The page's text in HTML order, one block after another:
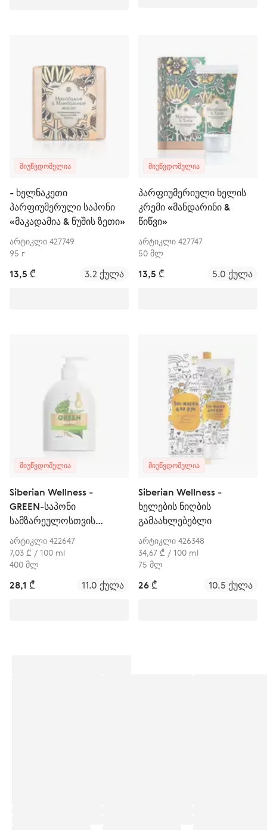
ᲛᲘᲣᲬᲕᲓᲝᲛᲔᲚᲘᲐ
- ხელნაკეთი
პარფიუმერული საპონი
«მაკადამია & ნუშის ზეთი»
არტიკლი 427749
95 г
13,5 ₾ 3.2 ქულა
ᲛᲘᲣᲬᲕᲓᲝᲛᲔᲚᲘᲐ
პარფიუმერიული ხელის
კრემი «მანდარინი &
წიწვი»
არტიკლი 427747
50 მლ
13,5 ₾ 5.0 ქულა
ᲛᲘᲣᲬᲕᲓᲝᲛᲔᲚᲘᲐ
Siberian Wellness -
GREEN-საპონი
სამზარეულოსთვის
Siberian Herbs
არტიკლი 422647
7,03 ₾ / 100 ml
400 მლ
28,1 ₾ 11.0 ქულა
ᲛᲘᲣᲬᲕᲓᲝᲛᲔᲚᲘᲐ
Siberian Wellness -
ხელების ნიღბის
გამაახლებებლი
არტიკლი 426348
34,67 ₾ / 100 ml
75 მლ
26 ₾ 10.5 ქულა